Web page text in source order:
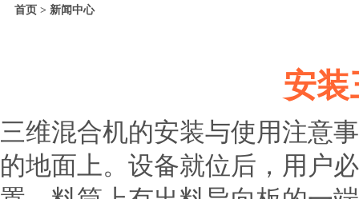
首页 > 新闻中心
安装
三维混合机的安装与使用注意
的地面上。设备就位后，用户